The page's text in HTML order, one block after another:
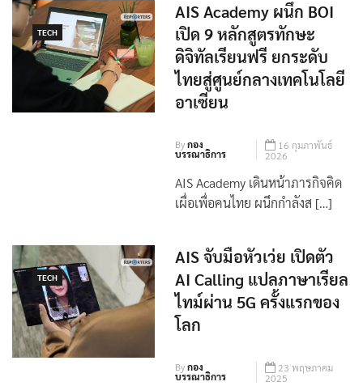
TECH
AIS Academy ผนึก BOI
เปิด 9 หลักสูตรทักษะ
ดิจิทัลเรียนฟรี ยกระดับ
ไทยสู่ศูนย์กลางเทคโนโลยี
อาเซียน
Byกอง
บรรณาธิการ
16 กุมภาพันธ์
2026
AIS Academy เดินหน้าภารกิจคิด
เผื่อเพื่อคนไทย ผนึกกำลังส […]
TECH
AIS จับมือหัวเว่ย เปิดตัว
AI Calling แปลภาษาเรียล
ไทม์ผ่าน 5G ครั้งแรกของ
โลก
Byกอง
บรรณาธิการ
23 พฤษภาคม
2025